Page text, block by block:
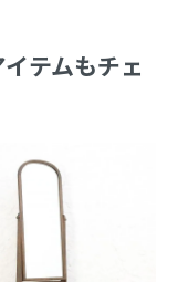
テムもチェ